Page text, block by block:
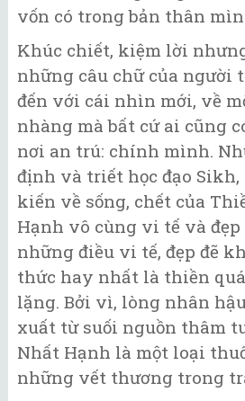
vốn có trong bản thân
Khúc chiết, kiệm lời
những câu chữ của người
đến với cái nhìn mới, về
nhàng mà bất cứ ai cũng
nơi an trú: chính mình.
định và triết học đạo
kiến về sống, chết của
Hạnh vô cùng vi tế và đẹp
những điều vi tế, đẹp đẽ
thức hay nhất là thiền
lặng. Bởi vì, lòng nhân
xuất từ suối nguồn thâm
Nhất Hạnh là một loại
những vết thương trong